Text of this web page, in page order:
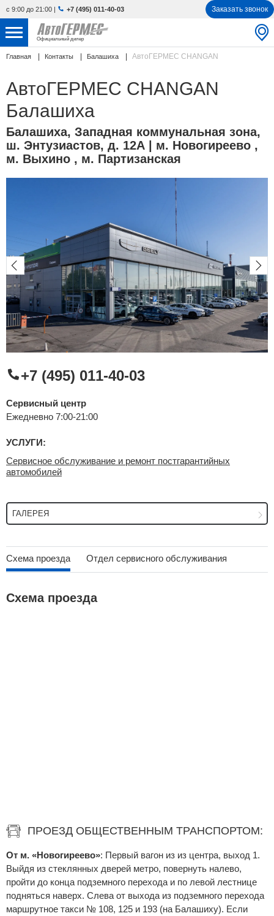
с 9:00 до 21:00 | +7 (495) 011-40-03 Заказать звонок
Официальный дилер
НОВЫЕ АВТОМОБИЛИ 4770 авто
С ПРОБЕГОМ 856 авто
СЕРВИС
УСЛУГИ
АКЦИИ
КОНТАКТЫ
Избранное
Сравнение
Личный кабинет
Главная Контакты Балашиха АвтоГЕРМЕС CHANGAN
АвтоГЕРМЕС CHANGAN
Балашиха
Балашиха, Западная коммунальная зона,
ш. Энтузиастов, д. 12А | м. Новогиреево ,
м. Выхино , м. Партизанская
+7 (495) 011-40-03
Сервисный центр
Ежедневно 7:00-21:00
УСЛУГИ:
Сервисное обслуживание и ремонт постгарантийных
автомобилей
ГАЛЕРЕЯ
Схема проезда Отдел сервисного обслуживания
Схема проезда
ПРОЕЗД ОБЩЕСТВЕННЫМ ТРАНСПОРТОМ:
От м. «Новогиреево»: Первый вагон из из центра, выход 1.
Выйдя из стеклянных дверей метро, повернуть налево,
пройти до конца подземного перехода и по левой лестнице
подняться наверх. Слева от выхода из подземного перехода
маршрутное такси № 108, 125 и 193 (на Балашиху). Если